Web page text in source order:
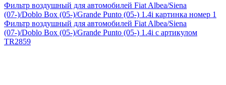
Фильтр воздушный для автомобилей Fiat Albea/Siena
(07-)/Doblo Box (05-)/Grande Punto (05-) 1.4i картинка номер 1
Фильтр воздушный для автомобилей Fiat Albea/Siena
(07-)/Doblo Box (05-)/Grande Punto (05-) 1.4i с артикулом
TR2859